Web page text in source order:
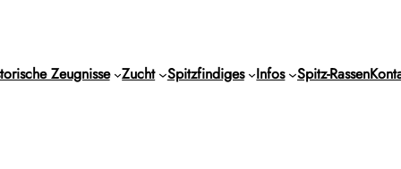
Zeugnisse Zucht Spitzfindiges Infos Spitz-Rassen